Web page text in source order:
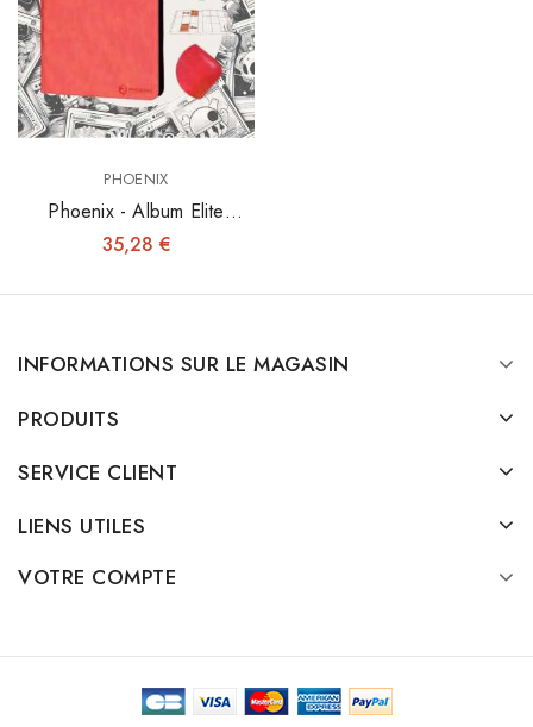
PHOENIX
Phoenix - Album Elite
Toploaders
35,28 €
INFORMATIONS SUR LE MAGASIN
PRODUITS
SERVICE CLIENT
LIENS UTILES
VOTRE COMPTE